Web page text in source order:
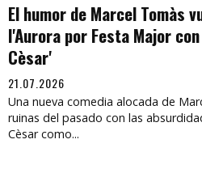
El humor de Marcel Tomàs
l'Aurora por Festa Major
Cèsar'
21.07.2026
Una nueva comedia alocada de
ruinas del pasado con las
Cèsar como...